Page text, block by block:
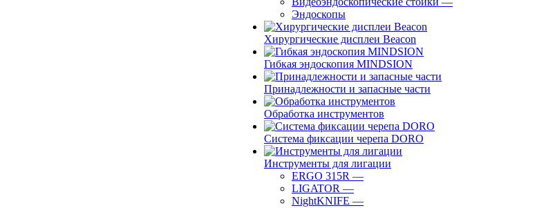
Эндоскопы
Хирургические дисплеи Beacon
Гибкая эндоскопия MINDSION
Принадлежности и запасные части
Обработка инструментов
Система фиксации черепа DORO
Инструменты для лигации
ERGO 315R —
LIGATOR —
NightKNIFE —